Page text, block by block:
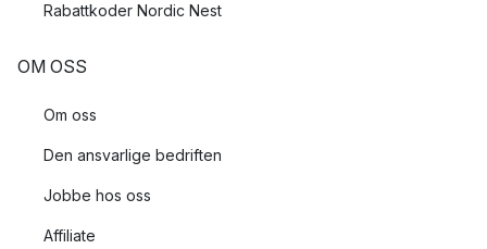
Rabattkoder Nordic Nest
OM OSS
Om oss
Den ansvarlige bedriften
Jobbe hos oss
Affiliate